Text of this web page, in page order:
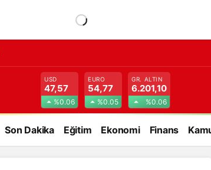
USD
47,57
%0.06
EURO
54,77
%0.05
GR. ALTIN
6.201,10
%0.06
Son Dakika Eğitim Ekonomi Finans